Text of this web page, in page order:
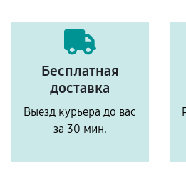
Бесплатная
доставка
Выезд курьера до вас
за 30 мин.